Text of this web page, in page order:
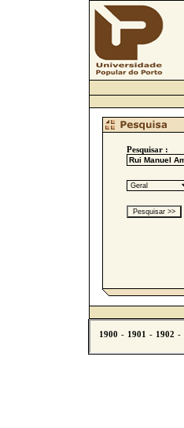
Pesquisar :